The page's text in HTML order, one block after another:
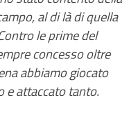
al di là di quella
le prime del
concesso oltre
abbiamo giocato
e attaccato tanto.